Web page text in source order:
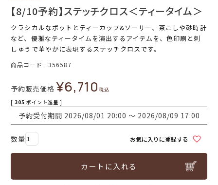
【8/10予約】ステッチクロス＜ティータイム＞
クラシカルなポットとティーカップ&ソーサー、茶こしや砂時計
など、優雅なティータイムを演出するアイテムを、色印刷と刺
しゅうで華やかに表現するステッチクロスです。
商品コード 356587
予約販売価格 ¥6,710税込
[ 305 ポイント進呈 ]
予約受付期間 2026/08/01 20:00 〜 2026/08/09 17:00
お気に入りに登録する
カートに入れる